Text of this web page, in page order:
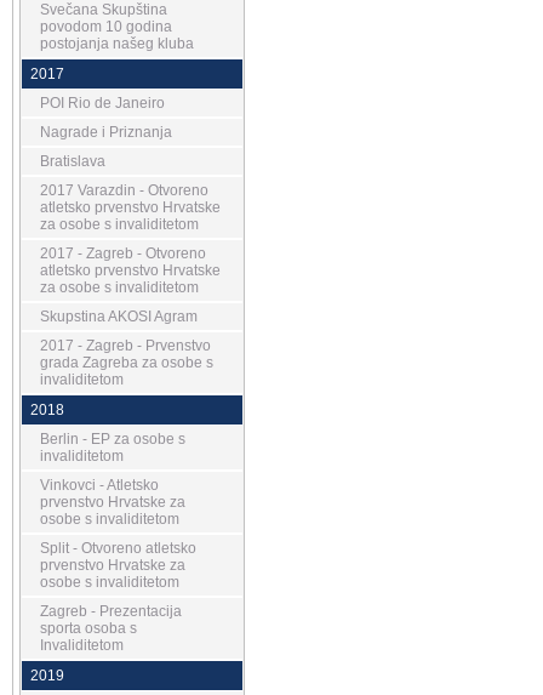
Svečana Skupština
povodom 10 godina
postojanja našeg kluba
2017
POI Rio de Janeiro
Nagrade i Priznanja
Bratislava
2017 Varazdin - Otvoreno
atletsko prvenstvo Hrvatske
za osobe s invaliditetom
2017 - Zagreb - Otvoreno
atletsko prvenstvo Hrvatske
za osobe s invaliditetom
Skupstina AKOSI Agram
2017 - Zagreb - Prvenstvo
grada Zagreba za osobe s
invaliditetom
2018
Berlin - EP za osobe s
invaliditetom
Vinkovci - Atletsko
prvenstvo Hrvatske za
osobe s invaliditetom
Split - Otvoreno atletsko
prvenstvo Hrvatske za
osobe s invaliditetom
Zagreb - Prezentacija
sporta osoba s
Invaliditetom
2019